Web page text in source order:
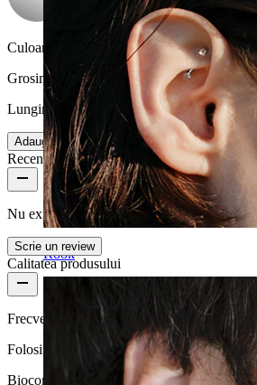
Rook
Culoare piatră:
Transparent
Grosimea firului:
1,6 mm
Lungime:
38 mm
Adaugă la favorite
Recenzii produs
Nu există încă review-uri pentru acest produs
Scrie un review
Calitatea produsului
Frecvență purtare
Folosire ocazională
Biocompatibilitate